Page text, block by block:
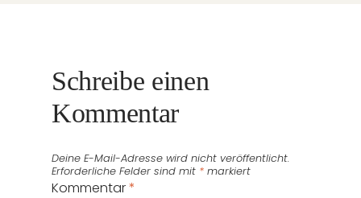
Schreibe einen
Kommentar
Deine E-Mail-Adresse wird nicht veröffentlicht.
Erforderliche Felder sind mit * markiert
Kommentar*